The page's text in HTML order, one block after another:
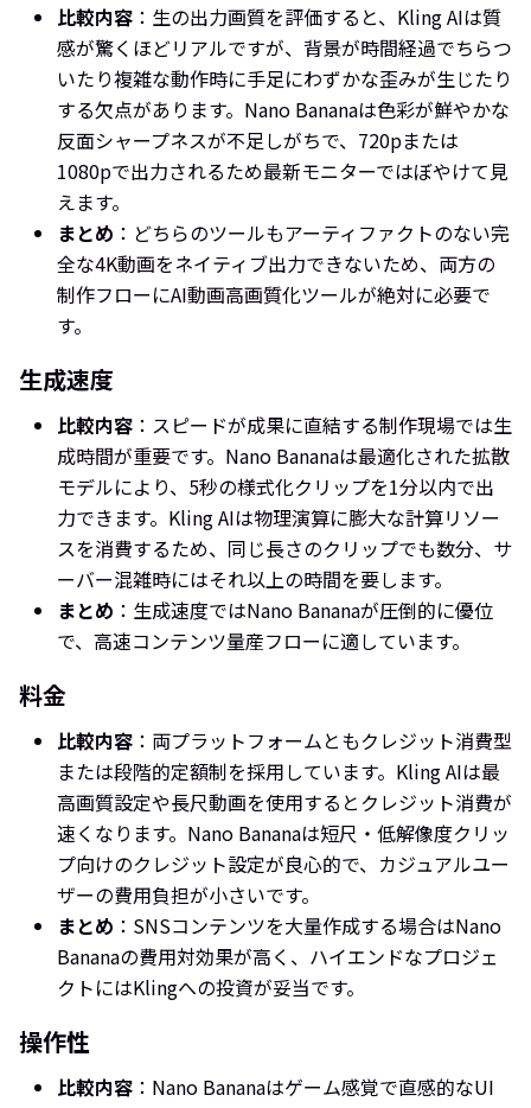
比較内容 ：生の出力画質を評価すると、Kling AIは質
感が驚くほどリアルですが、背景が時間経過でちらつ
いたり複雑な動作時に手足にわずかな歪みが生じたり
する欠点があります。Nano Bananaは色彩が鮮やかな
反面シャープネスが不足しがちで、720pまたは
1080pで出力されるため最新モニターではぼやけて見
えます。
まとめ ：どちらのツールもアーティファクトのない完
全な4K動画をネイティブ出力できないため、両方の
制作フローにAI動画高画質化ツールが絶対に必要で
す。
生成速度
比較内容 ：スピードが成果に直結する制作現場では生
成時間が重要です。Nano Bananaは最適化された拡散
モデルにより、5秒の様式化クリップを1分以内で出
力できます。Kling AIは物理演算に膨大な計算リソー
スを消費するため、同じ長さのクリップでも数分、サ
ーバー混雑時にはそれ以上の時間を要します。
まとめ ：生成速度ではNano Bananaが圧倒的に優位
で、高速コンテンツ量産フローに適しています。
料金
比較内容 ：両プラットフォームともクレジット消費型
または段階的定額制を採用しています。Kling AIは最
高画質設定や長尺動画を使用するとクレジット消費が
速くなります。Nano Bananaは短尺・低解像度クリッ
プ向けのクレジット設定が良心的で、カジュアルユー
ザーの費用負担が小さいです。
まとめ ：SNSコンテンツを大量作成する場合はNano
Bananaの費用対効果が高く、ハイエンドなプロジェ
クトにはKlingへの投資が妥当です。
操作性
比較内容 ：Nano Bananaはゲーム感覚で直感的なUI